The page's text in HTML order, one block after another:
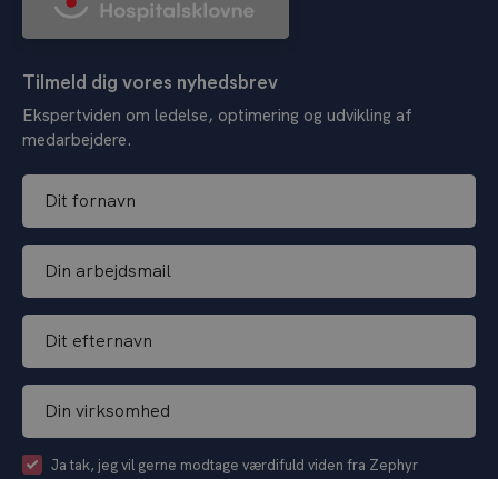
Tilmeld dig vores nyhedsbrev
Ekspertviden om ledelse, optimering og udvikling af
medarbejdere.
D
t
v
*
D
n
d
D
t
e
D
n
vC
Ja tak, jeg vil gerne modtage værdifuld viden fra Zephyr